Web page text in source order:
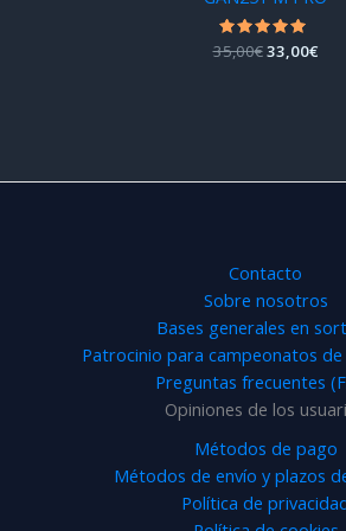
Valorado
con
35,00€El
33,00€El
Contacto
Sobre nosotros
Bases generales en
Patrocinio para campeonatos de
Preguntas frecuentes
Opiniones de los
Métodos de pago
Métodos de envío y plazos
Política de